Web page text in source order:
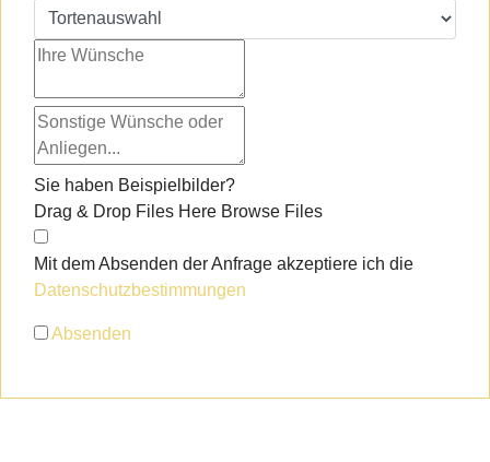
Sie haben Beispielbilder?
Drag & Drop Files Here Browse Files
Mit dem Absenden der Anfrage akzeptiere ich die
Datenschutzbestimmungen
Absenden